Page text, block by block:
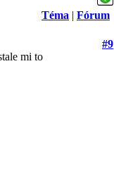
Téma | Fórum
#9
mi to